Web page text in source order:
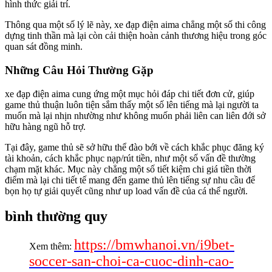
hình thức giải trí.
Thông qua một số lý lẽ này, xe đạp điện aima chẳng một số thi công
dựng tinh thần mà lại còn cải thiện hoàn cảnh thương hiệu trong góc
quan sát đồng minh.
Những Câu Hỏi Thường Gặp
xe đạp điện aima cung ứng một mục hỏi đáp chi tiết đơn cử, giúp
game thủ thuận luôn tiện sắm thấy một số lên tiếng mà lại người ta
muốn mà lại nhịn nhường như không muốn phải liên can liên đới sở
hữu hàng ngũ hỗ trợ.
Tại đây, game thủ sẽ sở hữu thể đào bới về cách khắc phục đăng ký
tài khoản, cách khắc phục nạp/rút tiền, như một số vấn đề thường
chạm mặt khác. Mục này chẳng một số tiết kiệm chi giá tiền thời
điểm mà lại chi tiết tế mang đến game thủ lên tiếng sự nhu cầu để
bọn họ tự giải quyết cũng như up load vấn đề của cá thể người.
bình thường quy
Xem thêm: https://bmwhanoi.vn/i9bet-
soccer-san-choi-ca-cuoc-dinh-cao-